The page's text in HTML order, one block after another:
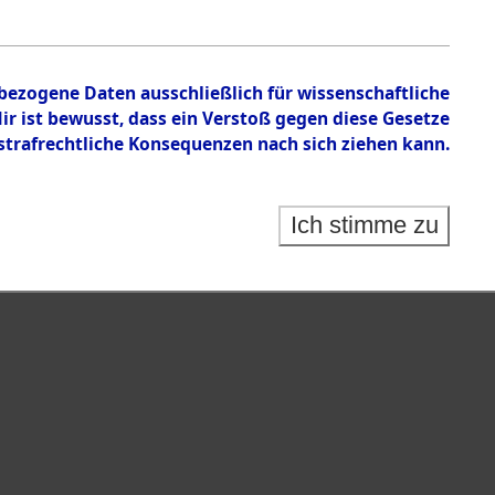
Daten ausschließlich für wissenschaftliche
bewusst, dass ein Verstoß gegen diese Gesetze
Konsequenzen nach sich ziehen kann.
Ich stimme zu